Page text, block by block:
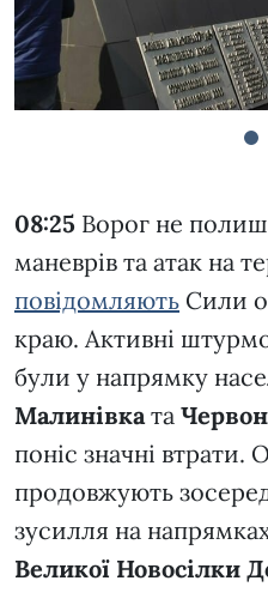
08:25 Ворог не
маневрів та атак на
повідомляють Сили
краю. Активні
були у напрямку
Малинівка та
поніс значні втрати.
продовжують
зусилля на
Великої Новосілки